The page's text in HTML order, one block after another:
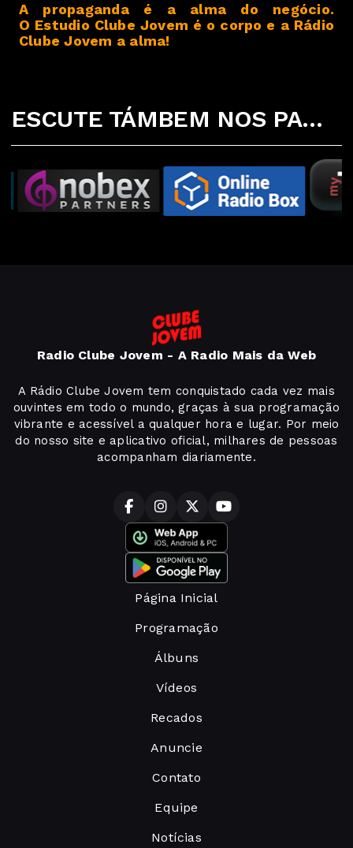
A propaganda é a alma do negócio.
O Estudio Clube Jovem é o corpo e a Rádio
Clube Jovem a alma!
ESCUTE TÁMBEM NOS PARCEIROS ABAIXO
Radio Clube Jovem - A Radio Mais da Web
A Rádio Clube Jovem tem conquistado cada vez mais
ouvintes em todo o mundo, graças à sua programação
vibrante e acessível a qualquer hora e lugar. Por meio
do nosso site e aplicativo oficial, milhares de pessoas
acompanham diariamente.
Página Inicial
Programação
Álbuns
Vídeos
Recados
Anuncie
Contato
Equipe
Notícias